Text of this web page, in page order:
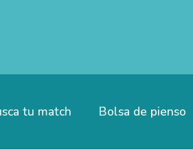
tu match Bolsa de pienso